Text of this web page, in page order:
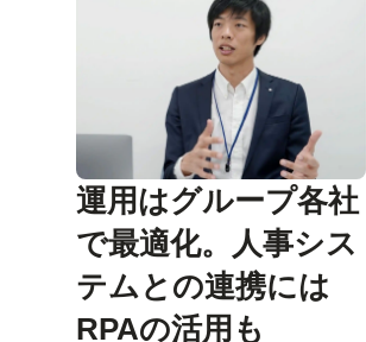
運用はグループ各社
で最適化。人事シス
テムとの連携には
RPAの活用も